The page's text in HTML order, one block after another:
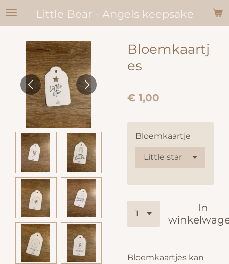
Ga
hoofdinhoud
Little Bear - Angels keepsake
Bloemkaartj
es
€ 1,00
Bloemkaartje
In
Bloemkaartjes kan